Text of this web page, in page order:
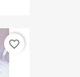
favorite_border